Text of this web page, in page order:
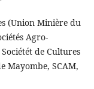
(Union Minière du
Agro-
de Cultures
Mayombe, SCAM,